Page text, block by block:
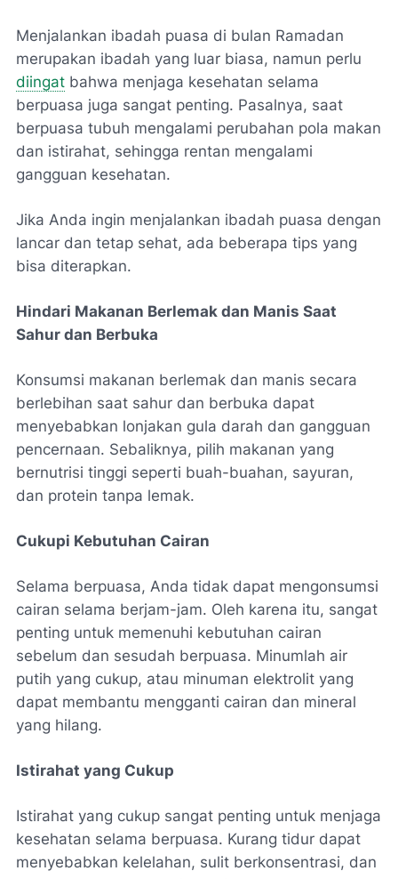
Menjalankan ibadah puasa di bulan Ramadan
merupakan ibadah yang luar biasa, namun perlu
diingat bahwa menjaga kesehatan selama
berpuasa juga sangat penting. Pasalnya, saat
berpuasa tubuh mengalami perubahan pola makan
dan istirahat, sehingga rentan mengalami
gangguan kesehatan.
Jika Anda ingin menjalankan ibadah puasa dengan
lancar dan tetap sehat, ada beberapa tips yang
bisa diterapkan.
Hindari Makanan Berlemak dan Manis Saat
Sahur dan Berbuka
Konsumsi makanan berlemak dan manis secara
berlebihan saat sahur dan berbuka dapat
menyebabkan lonjakan gula darah dan gangguan
pencernaan. Sebaliknya, pilih makanan yang
bernutrisi tinggi seperti buah-buahan, sayuran,
dan protein tanpa lemak.
Cukupi Kebutuhan Cairan
Selama berpuasa, Anda tidak dapat mengonsumsi
cairan selama berjam-jam. Oleh karena itu, sangat
penting untuk memenuhi kebutuhan cairan
sebelum dan sesudah berpuasa. Minumlah air
putih yang cukup, atau minuman elektrolit yang
dapat membantu mengganti cairan dan mineral
yang hilang.
Istirahat yang Cukup
Istirahat yang cukup sangat penting untuk menjaga
kesehatan selama berpuasa. Kurang tidur dapat
menyebabkan kelelahan, sulit berkonsentrasi, dan